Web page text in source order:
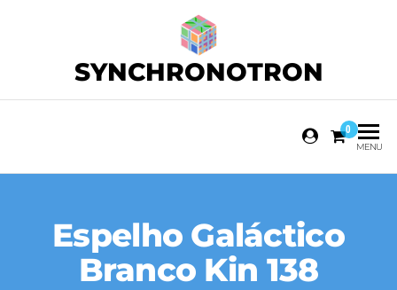
SYNCHRONOTRON
0
MENU
Espelho Galáctico
Branco Kin 138